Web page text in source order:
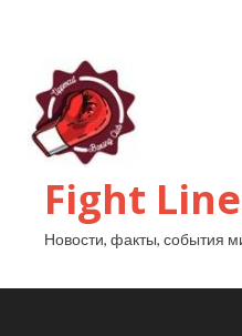
Fight
Новости, факты, события